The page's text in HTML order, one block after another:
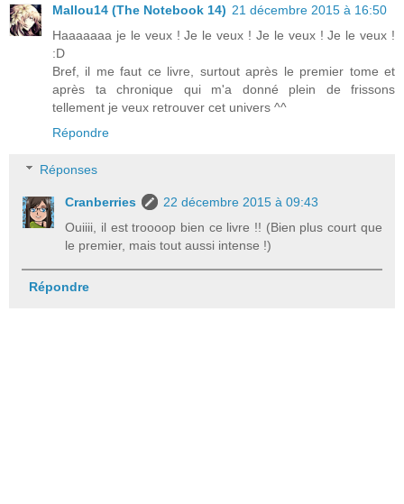
Mallou14 (The Notebook 14) 21 décembre 2015 à 16:50
Haaaaaaa je le veux ! Je le veux ! Je le veux ! Je le veux !
:D
Bref, il me faut ce livre, surtout après le premier tome et
après ta chronique qui m'a donné plein de frissons
tellement je veux retrouver cet univers ^^
Répondre
Réponses
Cranberries
22 décembre 2015 à 09:43
Ouiiii, il est troooop bien ce livre !! (Bien plus court que
le premier, mais tout aussi intense !)
Répondre